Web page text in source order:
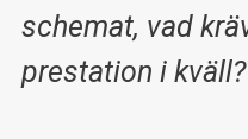
schemat, vad
prestation i kväll?